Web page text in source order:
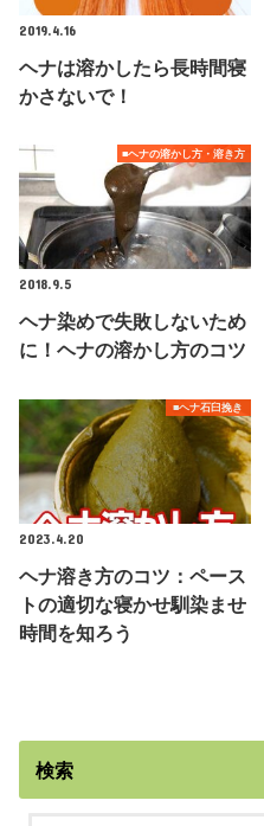
2019.4.16
ヘナは溶かしたら長時間寝
かさないで！
■ヘナの溶かし方・溶き方
2018.9.5
ヘナ染めで失敗しないため
に！ヘナの溶かし方のコツ
■ヘナ石臼挽き
2023.4.20
ヘナ溶き方のコツ：ペース
トの適切な寝かせ馴染ませ
時間を知ろう
検索